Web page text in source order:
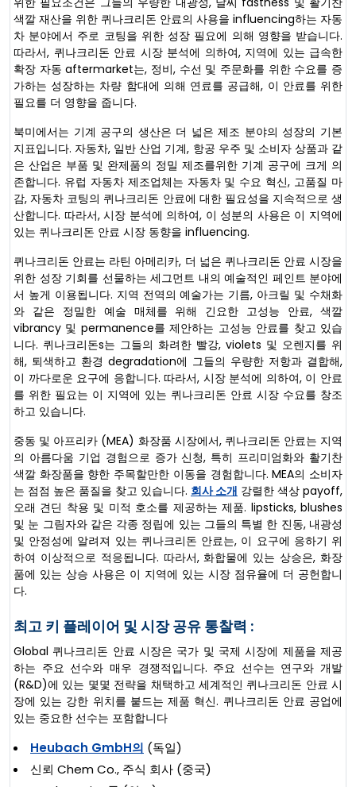
색깔 재산을 위한 퀴나크리돈 안료의 사용을 influencing하는 자동
차 분야에서 주로 코팅을 위한 성장 필요에 의해 영향을 받습니다.
따라서, 퀴나크리돈 안료 시장 분석에 의하여, 지역에 있는 급속한
확장 자동 aftermarket는, 정비, 수선 및 주문화를 위한 수요를 증
가하는 성장하는 차량 함대에 의해 연료를 공급해, 이 안료를 위한
필요를 더 영향을 줍니다.
북미에서는 기계 공구의 생산은 더 넓은 제조 분야의 성장의 기본
지표입니다. 자동차, 일반 산업 기계, 항공 우주 및 소비자 상품과 같
은 산업은 부품 및 완제품의 정밀 제조를위한 기계 공구에 크게 의
존합니다. 유럽 자동차 제조업체는 자동차 및 수요 혁신, 고품질 마
감, 자동차 코팅의 퀴나크리돈 안료에 대한 필요성을 지속적으로 생
산합니다. 따라서, 시장 분석에 의하여, 이 성분의 사용은 이 지역에
있는 퀴나크리돈 안료 시장 동향을 influencing.
퀴나크리돈 안료는 라틴 아메리카, 더 넓은 퀴나크리돈 안료 시장을
위한 성장 기회를 선물하는 세그먼트 내의 예술적인 페인트 분야에
서 높게 이용됩니다. 지역 전역의 예술가는 기름, 아크릴 및 수채화
와 같은 정밀한 예술 매체를 위해 긴요한 고성능 안료, 색깔
vibrancy 및 permanence를 제안하는 고성능 안료를 찾고 있습
니다. 퀴나크리돈s는 그들의 화려한 빨강, violets 및 오렌지를 위
해, 퇴색하고 환경 degradation에 그들의 우량한 저항과 결합해,
이 까다로운 요구에 응합니다. 따라서, 시장 분석에 의하여, 이 안료
를 위한 필요는 이 지역에 있는 퀴나크리돈 안료 시장 수요를 창조
하고 있습니다.
중동 및 아프리카 (MEA) 화장품 시장에서, 퀴나크리돈 안료는 지역
의 아름다움 기업 경험으로 증가 신청, 특히 프리미엄화와 활기찬
색깔 화장품을 향한 주목할만한 이동을 경험합니다. MEA의 소비자
는 점점 높은 품질을 찾고 있습니다. 회사 소개 강렬한 색상 payoff,
오래 견딘 착용 및 미적 호소를 제공하는 제품. lipsticks, blushes
및 눈 그림자와 같은 각종 정립에 있는 그들의 특별 한 진동, 내광성
및 안정성에 알려져 있는 퀴나크리돈 안료는, 이 요구에 응하기 위
하여 이상적으로 적응됩니다. 따라서, 화합물에 있는 상승은, 화장
품에 있는 상승 사용은 이 지역에 있는 시장 점유율에 더 공헌합니
다.
최고 키 플레이어 및 시장 공유 통찰력 :
Global 퀴나크리돈 안료 시장은 국가 및 국제 시장에 제품을 제공
하는 주요 선수와 매우 경쟁적입니다. 주요 선수는 연구와 개발
(R&D)에 있는 몇몇 전략을 채택하고 세계적인 퀴나크리돈 안료 시
장에 있는 강한 위치를 붙드는 제품 혁신. 퀴나크리돈 안료 공업에
있는 중요한 선수는 포함합니다
Heubach GmbH의 (독일)
신뢰 Chem Co., 주식 회사 (중국)